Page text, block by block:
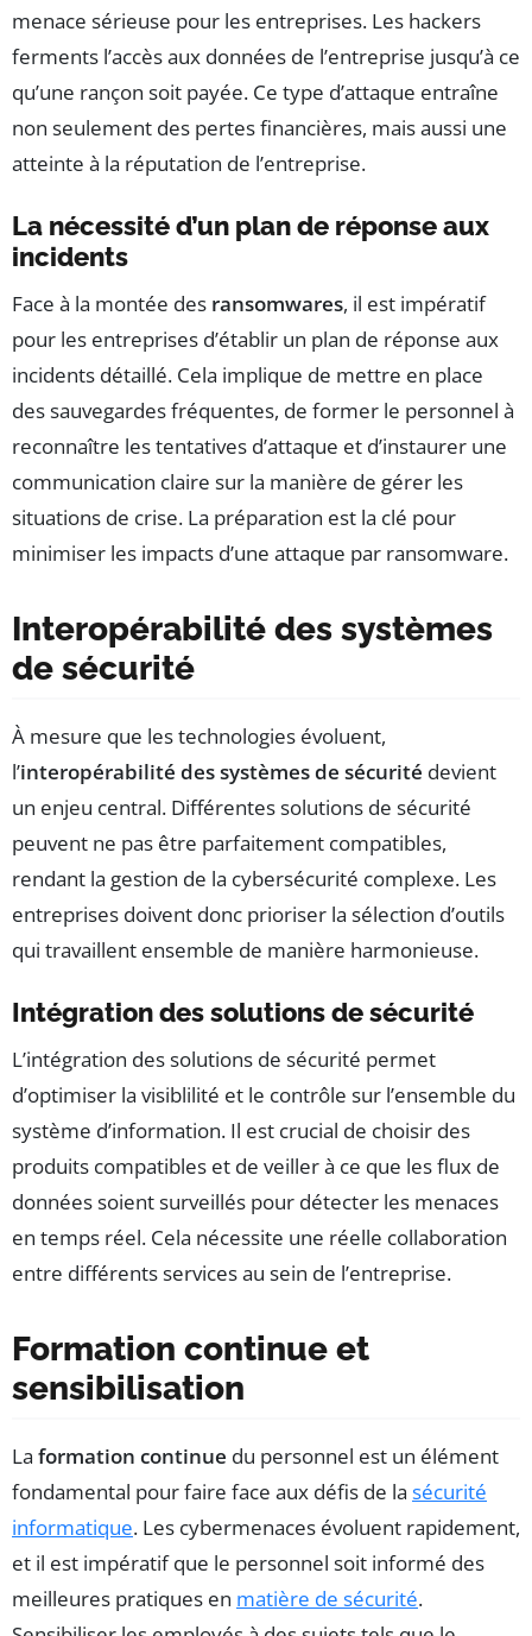
menace sérieuse pour les entreprises. Les hackers
ferments l’accès aux données de l’entreprise jusqu’à ce
qu’une rançon soit payée. Ce type d’attaque entraîne
non seulement des pertes financières, mais aussi une
atteinte à la réputation de l’entreprise.
La nécessité d’un plan de réponse aux
incidents
Face à la montée des ransomwares, il est impératif
pour les entreprises d’établir un plan de réponse aux
incidents détaillé. Cela implique de mettre en place
des sauvegardes fréquentes, de former le personnel à
reconnaître les tentatives d’attaque et d’instaurer une
communication claire sur la manière de gérer les
situations de crise. La préparation est la clé pour
minimiser les impacts d’une attaque par ransomware.
Interopérabilité des systèmes
de sécurité
À mesure que les technologies évoluent,
l’interopérabilité des systèmes de sécurité devient
un enjeu central. Différentes solutions de sécurité
peuvent ne pas être parfaitement compatibles,
rendant la gestion de la cybersécurité complexe. Les
entreprises doivent donc prioriser la sélection d’outils
qui travaillent ensemble de manière harmonieuse.
Intégration des solutions de sécurité
L’intégration des solutions de sécurité permet
d’optimiser la visiblilité et le contrôle sur l’ensemble du
système d’information. Il est crucial de choisir des
produits compatibles et de veiller à ce que les flux de
données soient surveillés pour détecter les menaces
en temps réel. Cela nécessite une réelle collaboration
entre différents services au sein de l’entreprise.
Formation continue et
sensibilisation
La formation continue du personnel est un élément
fondamental pour faire face aux défis de la sécurité
informatique. Les cybermenaces évoluent rapidement,
et il est impératif que le personnel soit informé des
meilleures pratiques en matière de sécurité.